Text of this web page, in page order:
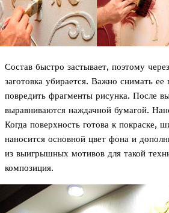
Состав быстро застывает, поэтому
заготовка убирается. Важно снимать ее
повредить фрагменты рисунка. После
выравниваются наждачной бумагой.
Когда поверхность готова к покраске,
наносится основной цвет фона и
из выигрышных мотивов для такой
композиция.